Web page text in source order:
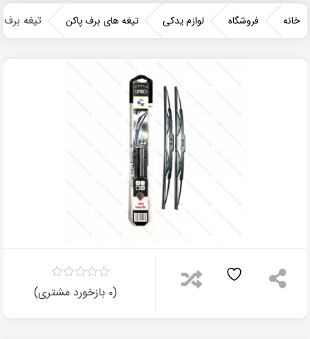
خانه فروشگاه لوازم یدکی تیغه های برف پاکن تیغه برف
مقایسه
(۰ بازخورد مشتری)